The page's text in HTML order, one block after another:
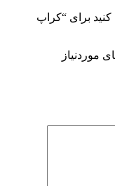
برای “کراپ
موردنیاز